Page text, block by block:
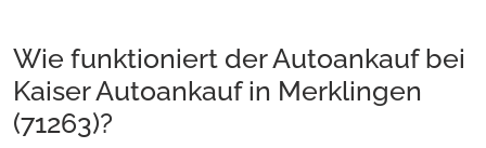
Wie funktioniert der Autoankauf bei
Kaiser Autoankauf in Merklingen
(71263)?